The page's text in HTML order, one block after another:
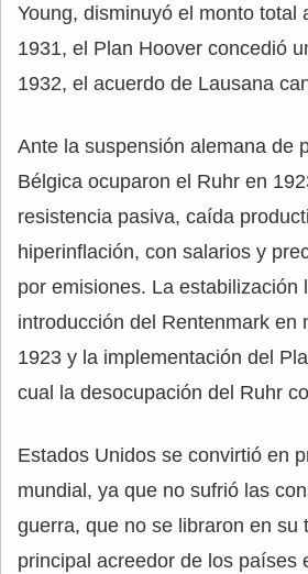
Young, disminuyó el monto total
1931, el Plan Hoover concedió
1932, el acuerdo de Lausana
Ante la suspensión alemana de
Bélgica ocuparon el Ruhr en
resistencia pasiva, caída
hiperinflación, con salarios y
por emisiones. La estabilización
introducción del Rentenmark en
1923 y la implementación del
cual la desocupación del Ruhr
Estados Unidos se convirtió en
mundial, ya que no sufrió las
guerra, que no se libraron en su
principal acreedor de los países